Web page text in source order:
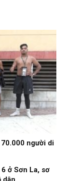
người di
ở Sơn La, sơ